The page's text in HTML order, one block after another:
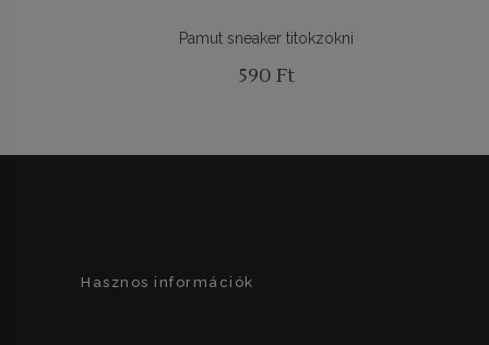
Pamut sneaker titokzokni
590 Ft
Hasznos információk